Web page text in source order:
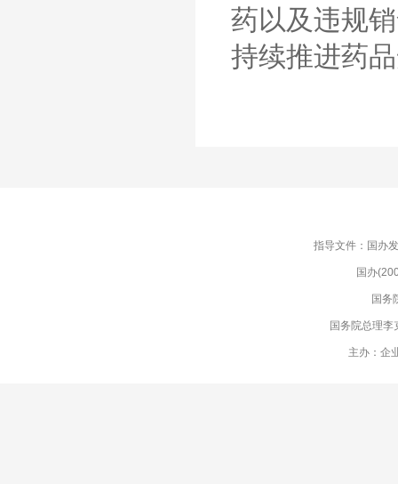
药以及违规
持续推进药
指导文件：国办
国办
国务
国务院总理
主办：企